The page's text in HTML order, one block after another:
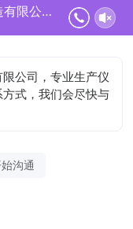
安徽省锐凌计量器制造有限公司正在为您服务
公司，专业生产仪
式，我们会尽快与
沟通